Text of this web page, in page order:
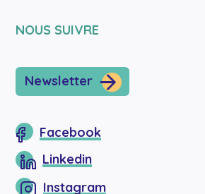
NOUS SUIVRE
Newsletter
Facebook
Linkedin
Instagram